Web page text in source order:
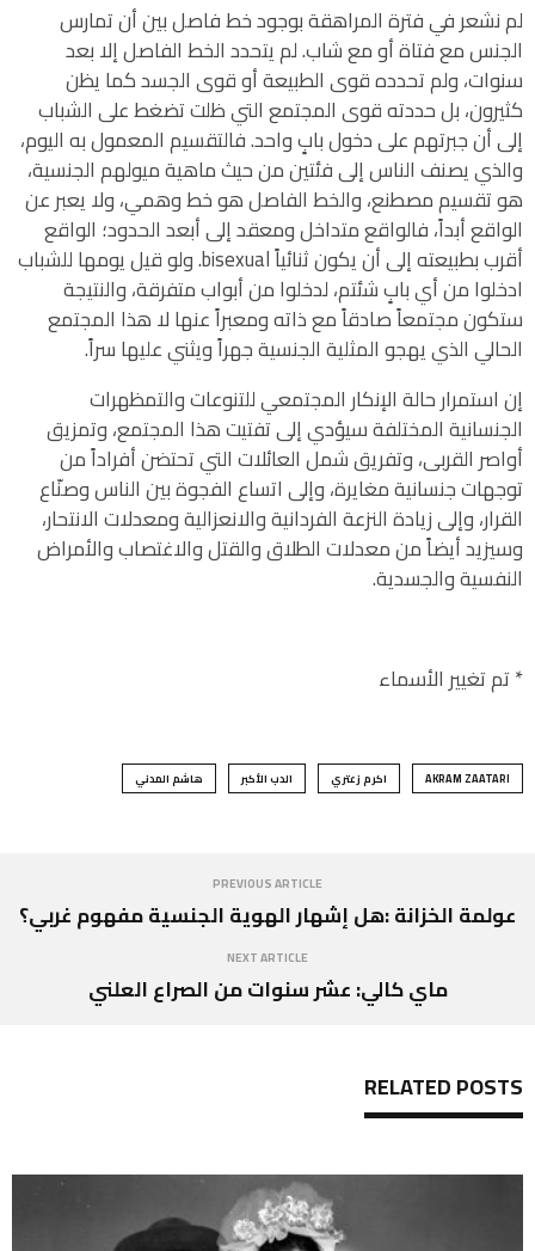
لم نشعر في فترة المراهقة بوجود خط فاصل بين أن تمارس
الجنس مع فتاة أو مع شاب. لم يتحدد الخط الفاصل إلا بعد
سنوات، ولم تحدده قوى الطبيعة أو قوى الجسد كما يظن
كثيرون، بل حددته قوى المجتمع التي ظلت تضغط على الشباب
إلى أن جبرتهم على دخول بابٍ واحد. فالتقسيم المعمول به اليوم،
والذي يصنف الناس إلى فئتين من حيث ماهية ميولهم الجنسية،
هو تقسيم مصطنع، والخط الفاصل هو خط وهمي، ولا يعبر عن
الواقع أبداً، فالواقع متداخل ومعقد إلى أبعد الحدود؛ الواقع
أقرب بطبيعته إلى أن يكون ثنائياً bisexual. ولو قيل يومها للشباب
ادخلوا من أي بابٍ شئتم، لدخلوا من أبواب متفرقة، والنتيجة
ستكون مجتمعاً صادقاً مع ذاته ومعبراً عنها لا هذا المجتمع
الحالي الذي يهجو المثلية الجنسية جهراً ويثني عليها سراً.
إن استمرار حالة الإنكار المجتمعي للتنوعات والتمظهرات
الجنسانية المختلفة سيؤدي إلى تفتيت هذا المجتمع، وتمزيق
أواصر القربى، وتفريق شمل العائلات التي تحتضن أفراداً من
توجهات جنسانية مغايرة، وإلى اتساع الفجوة بين الناس وصنّاع
القرار، وإلى زيادة النزعة الفردانية والانعزالية ومعدلات الانتحار،
وسيزيد أيضاً من معدلات الطلاق والقتل والاغتصاب والأمراض
النفسية والجسدية.
* تم تغيير الأسماء
AKRAM ZAATARI اكرم زعتري الدب الأكبر هاشم المدني
PREVIOUS ARTICLE
عولمة الخزانة :هل إشهار الهوية الجنسية مفهوم غربي؟
NEXT ARTICLE
ماي كالي: عشر سنوات من الصراع العلني
RELATED POSTS